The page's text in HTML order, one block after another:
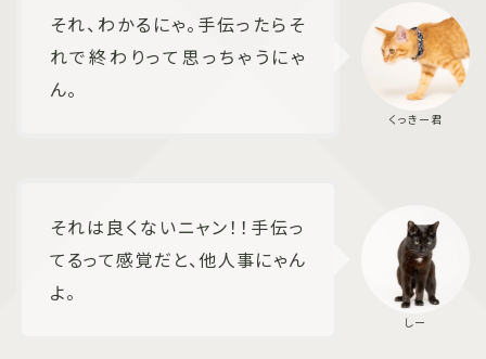
それ、わかるにゃ。手伝ったらそ
れで終わりって思っちゃうにゃ
ん。
それは良くないニャン！！手伝っ
てるって感覚だと、他人事にゃん
よ。